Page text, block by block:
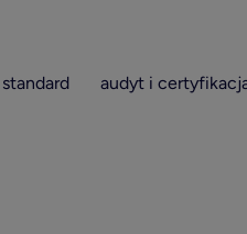
standard audyt i